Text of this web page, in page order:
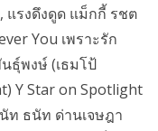
แรงดึงดูด แม็กกี้ รชต
You เพราะรัก
ธุ์พงษ์ (เธมโป้
Y Star on Spotlight
ท ธนัท ด่านเจษฎา